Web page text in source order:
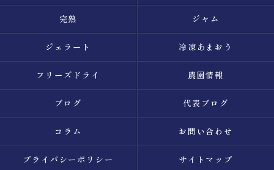
完熟 ジャム
ジェラート 冷凍あまおう
フリーズドライ 農園情報
ブログ 代表ブログ
コラム お問い合わせ
プライバシーポリシー サイトマップ